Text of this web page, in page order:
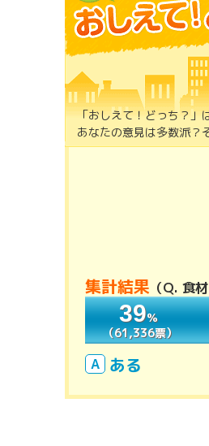
「おしえて！どっち？」
あなたの意見は多数派？
集計結果 （Q. 食
39％
（61,336票）
39％
（61,336票）
A ある